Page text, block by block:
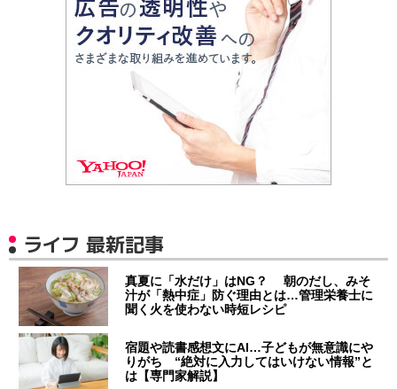
ライフ 最新記事
真夏に「水だけ」はNG？ 朝のだし、みそ
汁が「熱中症」防ぐ理由とは…管理栄養士に
聞く火を使わない時短レシピ
宿題や読書感想文にAI…子どもが無意識にや
りがち “絶対に入力してはいけない情報”と
は【専門家解説】